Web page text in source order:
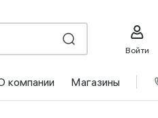
Войти
компании Магазины